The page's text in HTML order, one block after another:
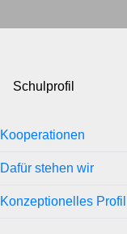
Schulprofil
Kooperationen
Dafür stehen wir
Konzeptionelles Profil